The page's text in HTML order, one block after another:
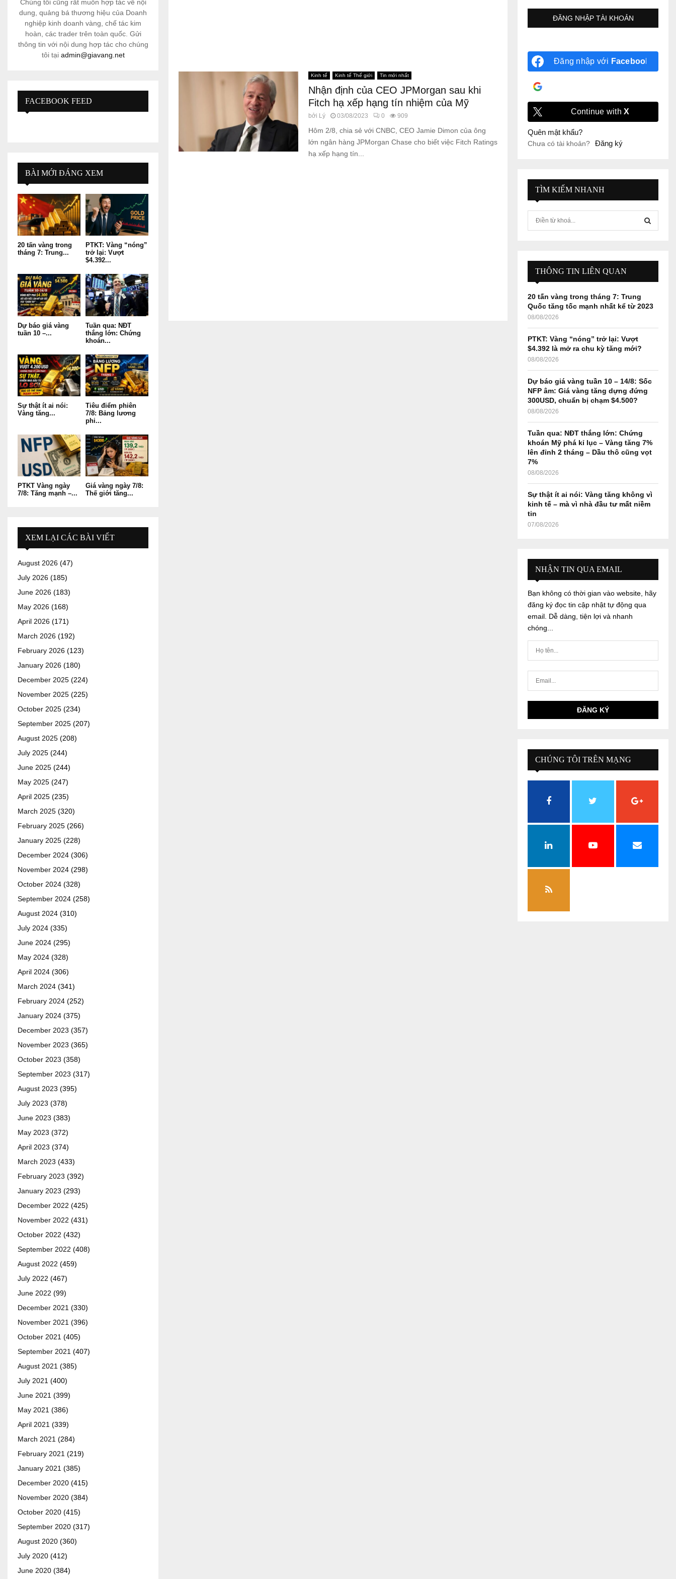
Kinh tế Kinh tế Thế giới Tin mới nhất
Nhận định của CEO JPMorgan sau khi
Fitch hạ xếp hạng tín nhiệm của Mỹ
bởi Lý 03/08/2023 0 909
Hôm 2/8, chia sẻ với CNBC, CEO Jamie Dimon của ông
lớn ngân hàng JPMorgan Chase cho biết việc Fitch Ratings
hạ xếp hạng tín...
Chúng tôi cũng rất muốn hợp tác về nội
dung, quảng bá thương hiệu của Doanh
nghiệp kinh doanh vàng, chế tác kim
hoàn, các trader trên toàn quốc. Gửi
thông tin với nội dung hợp tác cho chúng
tôi tại admin@giavang.net
FACEBOOK FEED
BÀI MỚI ĐÁNG XEM
20 tấn vàng trong
tháng 7: Trung...
PTKT: Vàng “nóng”
trở lại: Vượt
$4.392...
Dự báo giá vàng
tuần 10 –...
Tuần qua: NĐT
thắng lớn: Chứng
khoán...
Sự thật ít ai nói:
Vàng tăng...
Tiêu điểm phiên
7/8: Bảng lương
phi...
PTKT Vàng ngày
7/8: Tăng mạnh –...
Giá vàng ngày 7/8:
Thế giới tăng...
XEM LẠI CÁC BÀI VIẾT
August 2026 (47)
July 2026 (185)
June 2026 (183)
May 2026 (168)
April 2026 (171)
March 2026 (192)
February 2026 (123)
January 2026 (180)
December 2025 (224)
November 2025 (225)
October 2025 (234)
September 2025 (207)
August 2025 (208)
July 2025 (244)
June 2025 (244)
May 2025 (247)
April 2025 (235)
March 2025 (320)
February 2025 (266)
January 2025 (228)
December 2024 (306)
November 2024 (298)
October 2024 (328)
September 2024 (258)
August 2024 (310)
July 2024 (335)
June 2024 (295)
May 2024 (328)
April 2024 (306)
March 2024 (341)
February 2024 (252)
January 2024 (375)
December 2023 (357)
November 2023 (365)
October 2023 (358)
September 2023 (317)
August 2023 (395)
July 2023 (378)
June 2023 (383)
May 2023 (372)
April 2023 (374)
March 2023 (433)
February 2023 (392)
January 2023 (293)
December 2022 (425)
November 2022 (431)
October 2022 (432)
September 2022 (408)
August 2022 (459)
July 2022 (467)
June 2022 (99)
December 2021 (330)
November 2021 (396)
October 2021 (405)
September 2021 (407)
August 2021 (385)
July 2021 (400)
June 2021 (399)
May 2021 (386)
April 2021 (339)
March 2021 (284)
February 2021 (219)
January 2021 (385)
December 2020 (415)
November 2020 (384)
October 2020 (415)
September 2020 (317)
August 2020 (360)
July 2020 (412)
June 2020 (384)
Đăng nhập với Facebook
Continue withX
Quên mật khẩu?
Chưa có tài khoản? Đăng ký
TÌM KIẾM NHANH
r
:
E
A
THÔNG TIN LIÊN QUAN
20 tấn vàng trong tháng 7: Trung
Quốc tăng tốc mạnh nhất kể từ 2023
08/08/2026
PTKT: Vàng “nóng” trở lại: Vượt
$4.392 là mở ra chu kỳ tăng mới?
08/08/2026
Dự báo giá vàng tuần 10 – 14/8: Sốc
NFP âm: Giá vàng tăng dựng đứng
300USD, chuẩn bị chạm $4.500?
08/08/2026
Tuần qua: NĐT thắng lớn: Chứng
khoán Mỹ phá kỉ lục – Vàng tăng 7%
lên đỉnh 2 tháng – Dầu thô cũng vọt
7%
08/08/2026
Sự thật ít ai nói: Vàng tăng không vì
kinh tế – mà vì nhà đầu tư mất niềm
tin
07/08/2026
NHẬN TIN QUA EMAIL
Bạn không có thời gian vào website, hãy
đăng ký đọc tin cập nhật tự động qua
email. Dễ dàng, tiện lợi và nhanh
chóng...
CHÚNG TÔI TRÊN MẠNG
XÃ HỘI